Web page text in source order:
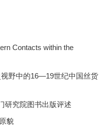
Contacts within the
野中的16—19世纪中国丝货
研究院图书出版评述
貌